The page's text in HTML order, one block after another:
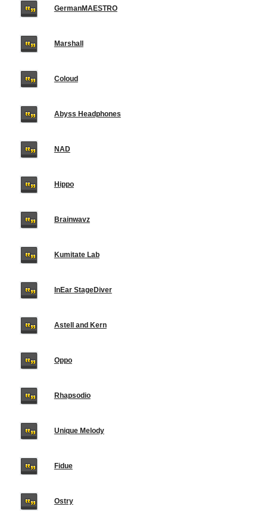
GermanMAESTRO
Marshall
Coloud
Abyss Headphones
NAD
Hippo
Brainwavz
Kumitate Lab
InEar StageDiver
Astell and Kern
Oppo
Rhapsodio
Unique Melody
Fidue
Ostry